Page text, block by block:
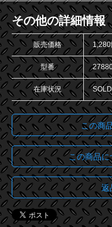
その他の詳細情報
販売価格
型番
在庫状況
この商
この商品に
返